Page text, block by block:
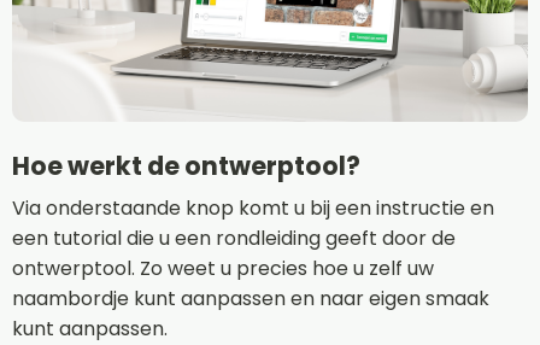
Hoe werkt de ontwerptool?
Via onderstaande knop komt u bij een instructie en
een tutorial die u een rondleiding geeft door de
ontwerptool. Zo weet u precies hoe u zelf uw
naambordje kunt aanpassen en naar eigen smaak
kunt aanpassen.